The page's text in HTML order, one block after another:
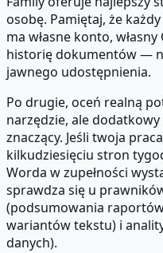
osobę. Pamiętaj, że
ma własne konto, własny
historię dokumentów —
jawnego udostępnienia.
Po drugie, oceń realną
narzędzie, ale
znaczący. Jeśli twoja
kilkudziesięciu stron
Worda w zupełności
sprawdza się u
(podsumowania
wariantów tekstu) i
danych).